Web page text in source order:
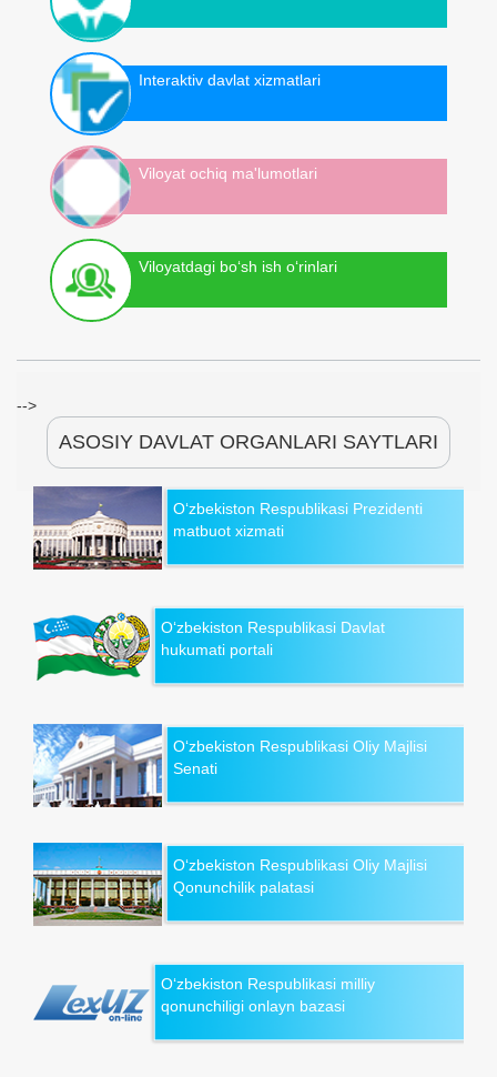
Interaktiv davlat xizmatlari
Viloyat ochiq ma'lumotlari
Viloyatdagi bo‘sh ish o‘rinlari
-->
ASOSIY DAVLAT ORGANLARI SAYTLARI
O‘zbekiston Respublikasi Prezidenti
matbuot xizmati
O‘zbekiston Respublikasi Davlat
hukumati portali
O‘zbekiston Respublikasi Oliy Majlisi
Senati
O‘zbekiston Respublikasi Oliy Majlisi
Qonunchilik palatasi
O‘zbekiston Respublikasi milliy
qonunchiligi onlayn bazasi